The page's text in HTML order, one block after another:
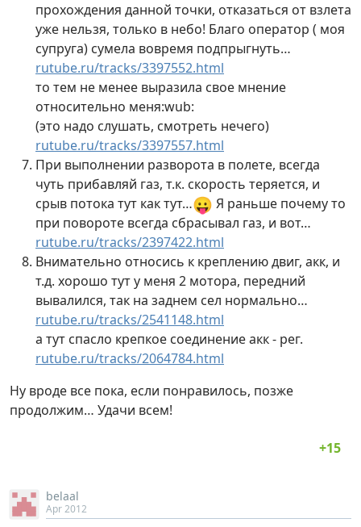
прохождения данной точки, отказаться от взлета
уже нельзя, только в небо! Благо оператор ( моя
супруга) сумела вовремя подпрыгнуть…
rutube.ru/tracks/3397552.html
то тем не менее выразила свое мнение
относительно меня:wub:
(это надо слушать, смотреть нечего)
rutube.ru/tracks/3397557.html
При выполнении разворота в полете, всегда
чуть прибавляй газ, т.к. скорость теряется, и
срыв потока тут как тут…😛 Я раньше почему то
при повороте всегда сбрасывал газ, и вот…
rutube.ru/tracks/2397422.html
Внимательно относись к креплению двиг, акк, и
т.д. хорошо тут у меня 2 мотора, передний
вывалился, так на заднем сел нормально…
rutube.ru/tracks/2541148.html
а тут спасло крепкое соединение акк - рег.
rutube.ru/tracks/2064784.html
Ну вроде все пока, если понравилось, позже
продолжим… Удачи всем!
belaal
Apr 2012